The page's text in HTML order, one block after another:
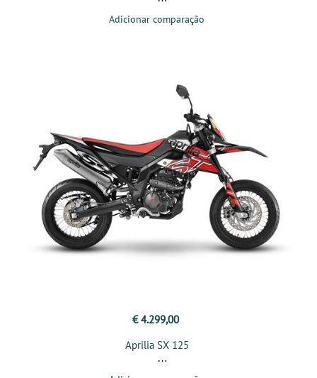
Adicionar comparação
€ 4.299,00
Aprilia SX 125